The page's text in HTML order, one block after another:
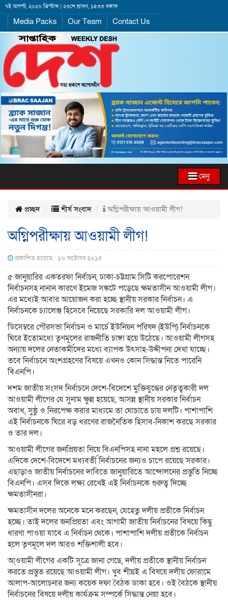
৭ই আগস্ট, ২০২৬ খ্রিস্টাব্দ | ২৩শে শ্রাবণ, ১৪৩৩ বঙ্গাব্দ
Media Packs Our Team Contact Us
মেনু
প্রচ্ছদ শীর্ষ সংবাদ অগ্নিপরীক্ষায় আওয়ামী লীগ!
অগ্নিপরীক্ষায় আওয়ামী লীগ!
প্রকাশিত হয়েছে : ১৬ অক্টোবর ২০১৫
৫ জানুয়ারির একতরফা নির্বাচন, ঢাকা-চট্টগ্রাম সিটি করপোরেশন
নির্বাচনসহ নানান কারণে ইমেজ সঙ্কটে পড়েছে ক্ষমতাসীন আওয়ামী লীগ।
এর মধ্যেই আবার আয়োজন করা হচ্ছে স্থানীয় সরকার নির্বাচন। এ
নির্বাচনকে চ্যালেঞ্জ হিসেবে নিয়েছে সরকারি দল আওয়ামী লীগ।
ডিসেম্বরে পৌরসভা নির্বাচন ও মার্চে ইউনিয়ন পরিষদ (ইউপি) নির্বাচনকে
ঘিরে ইতোমধ্যে তৃণমূলের রাজনীতি চাঙ্গা হয়ে উঠেছে। আওয়ামী লীগসহ
অন্যায় দলের নেতাকর্মীদের মধ্যে ব্যাপক উৎসাহ-উদ্দীপনা দেখা যাচ্ছে।
তবে নির্বাচনে অংশগ্রহণের বিষয়ে এখনও কোন সিদ্ধান্ত নিতে পারেনি
বিএনপি।
দশম জাতীয় সংসদ নির্বাচনে দেশে-বিদেশে মুক্তিযুদ্ধের নেতৃত্বকারী দল
আওয়ামী লীগের যে সুনাম ক্ষুন্ন হয়েছে, আসন্ন স্থানীয় সরকার নির্বাচন
অবাধ, সুষ্ঠু ও নিরপেক্ষ করার মাধ্যমে তা ঘোচাতে চায় দলটি। পাশাপাশি
এই নির্বাচনকে ঘিরে বড় ধরণের রাজনৈতিক হিসাব-নিকাশ করছে সরকার
ও তার দল।
আওয়ামী লীগের জনপ্রিয়তা নিয়ে বিএনপিসহ নানা মহলে প্রশ্ন রয়েছে।
এদিকে দেশে-বিদেশে মধ্যবর্তী নির্বাচনের জন্যও চাপে রয়েছে সরকার।
এছাড়াও জাতীয় নির্বাচনের দাবিতে জানুয়ারিতে আন্দোলনের প্রস্তুতি নিচ্ছে
বিএনপি। এসব দিকে লক্ষ্য রেখেই এই নির্বাচনকে গুরুত্ব দিচ্ছে
ক্ষমতাসীনরা।
ক্ষমতাসীন দলের অনেকে মনে করছেন, যেহেতু দলীয় প্রতীকে নির্বাচন
হচ্ছে। তাই দলের জনপ্রিয়তা এবং আগামী জাতীয় নির্বাচনের বিষয়ে কিছু
ধারণা পাওয়া যাবে এ নির্বাচন থেকে। পাশাপাশি দলীয় প্রতীকে নির্বাচন
হলে তৃণমূলে দল আরও শক্তিশালী হবে।
আ্ওয়ামী লীগের একটি সূত্রে জানা গেছে, দলীয় প্রতীকে স্থানীয় নির্বাচন
করতে প্রস্তুত রয়েছে আওয়ামী লীগ। খুব শীঘ্রই এ বিষয়ে দলীয় ফোরামে
আলাপ-আলোচনার জন্য কয়েক দফা বৈঠক ডাকা হবে। ওই বৈঠকে স্থানীয়
নির্বাচনের বিষয়ে দলীয় কার্যক্রম সম্পর্কে সিদ্ধান্ত নেয়া হবে।